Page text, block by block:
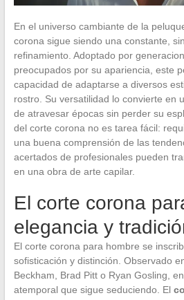
En el universo cambiante de la
corona sigue siendo una constante,
refinamiento. Adoptado por
preocupados por su apariencia, este
capacidad de adaptarse a diversos
rostro. Su versatilidad lo convierte en
de atravesar épocas sin perder su
del corte corona no es tarea fácil:
una buena comprensión de las
acertados de profesionales pueden
en una obra de arte capilar.
El corte corona
elegancia y
El corte corona para hombre se
sofisticación y distinción. Observado
Beckham, Brad Pitt o Ryan Gosling,
atemporal que sigue seduciendo. El